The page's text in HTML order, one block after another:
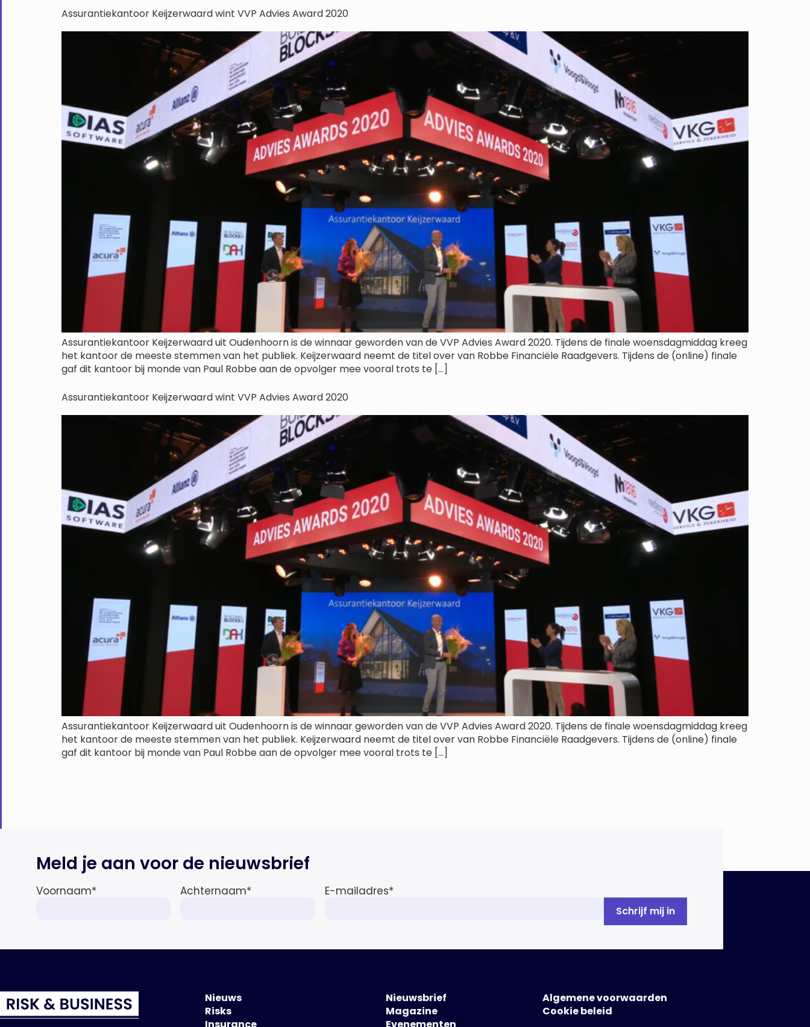
Assurantiekantoor Keijzerwaard wint VVP Advies Award 2020
Assurantiekantoor Keijzerwaard uit Oudenhoorn is de winnaar geworden van de VVP Advies Award 2020. Tijdens de finale woensdagmiddag kreeg
het kantoor de meeste stemmen van het publiek. Keijzerwaard neemt de titel over van Robbe Financiële Raadgevers. Tijdens de (online) finale
gaf dit kantoor bij monde van Paul Robbe aan de opvolger mee vooral trots te […]
Assurantiekantoor Keijzerwaard wint VVP Advies Award 2020
Assurantiekantoor Keijzerwaard uit Oudenhoorn is de winnaar geworden van de VVP Advies Award 2020. Tijdens de finale woensdagmiddag kreeg
het kantoor de meeste stemmen van het publiek. Keijzerwaard neemt de titel over van Robbe Financiële Raadgevers. Tijdens de (online) finale
gaf dit kantoor bij monde van Paul Robbe aan de opvolger mee vooral trots te […]
Meld je aan voor de nieuwsbrief
Voornaam* Achternaam* E-mailadres*
Nieuws
Risks
Insurance
Nieuwsbrief
Magazine
Evenementen
Algemene voorwaarden
Cookie beleid